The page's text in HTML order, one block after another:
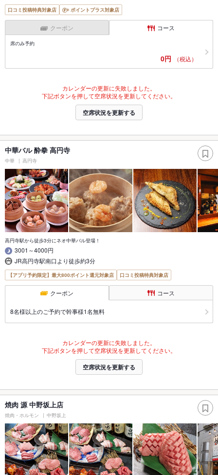
口コミ投稿特典対象店 ポイントプラス対象店
クーポン コース
席のみ予約
0円 （税込）
カレンダーの更新に失敗しました。
下記ボタンを押して空席状況を更新してください。
空席状況を更新する
中華バル 酔拳 高円寺
中華 高円寺
高円寺駅から徒歩3分にネオ中華バル登場！
3001～4000円
JR高円寺駅南口より徒歩約3分
【アプリ予約限定】最大800ポイント還元対象店 口コミ投稿特典対象店
クーポン コース
8名様以上のご予約で幹事様1名無料
カレンダーの更新に失敗しました。
下記ボタンを押して空席状況を更新してください。
空席状況を更新する
焼肉 源 中野坂上店
焼肉・ホルモン 中野坂上